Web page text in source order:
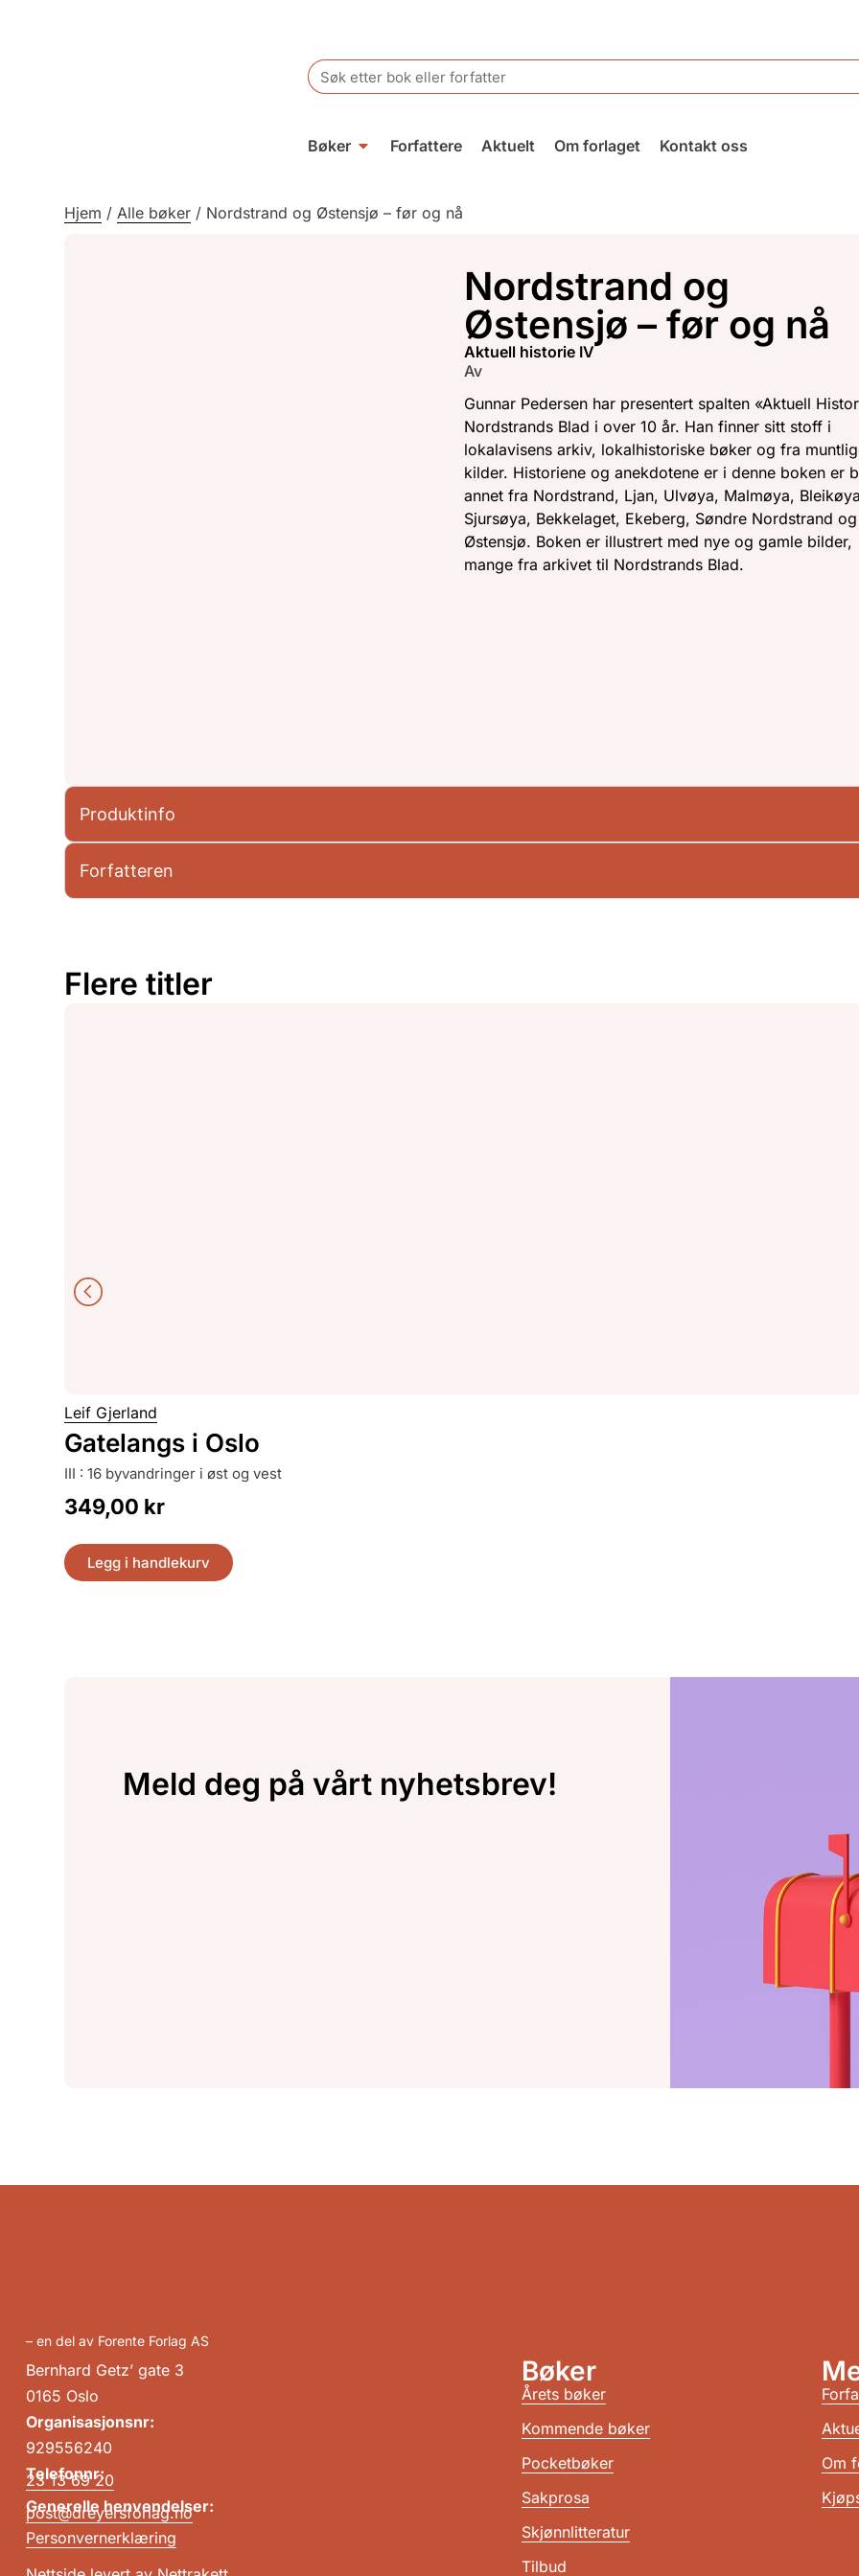
Search
for:
Bøker Forfattere Aktuelt Om forlaget Kontakt oss
Hjem /Alle bøker / Nordstrand og Østensjø – før og nå
Nordstrand og
Østensjø – før og nå
aktuell historie IV
Av
Gunnar Pedersen har presentert spalten «Aktuell
Nordstrands Blad i over 10 år. Han finner sitt stoff i
lokalavisens arkiv, lokalhistoriske bøker og fra
kilder. Historiene og anekdotene er i denne boken er
annet fra Nordstrand, Ljan, Ulvøya, Malmøya,
Sjursøya, Bekkelaget, Ekeberg, Søndre Nordstrand og
Østensjø. Boken er illustrert med nye og gamle bilder,
mange fra arkivet til Nordstrands Blad.
Produktinfo
Forfatteren
Flere titler
Leif Gjerland
Gatelangs i Oslo
III : 16 byvandringer i øst og vest
349,00 kr
Legg i handlekurv
Meld deg på vårt nyhetsbrev!
– en del av Forente Forlag AS
Bernhard Getz’ gate 3
0165 Oslo
Organisasjonsnr:
929556240
Telefonnr:
23 13 69 20
Generelle henvendelser:
post@dreyersforlag.no
Personvernerklæring
Bøker
Årets bøker
Kommende bøker
Pocketbøker
Sakprosa
Skjønnlitteratur
Tilbud
Om